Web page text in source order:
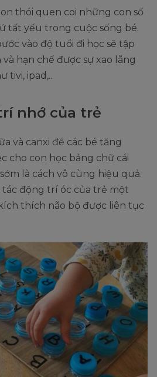
thói quen coi những con số
tất yếu trong cuộc sống bé.
vào độ tuổi đi học sẽ tập
hạn chế được sự xao lãng
tivi, ipad,...
nhớ của trẻ
và canxi để các bé tăng
cho con học bảng chữ cái
là cách vô cùng hiệu quả.
động trí óc của trẻ một
thích não bộ được liên tục